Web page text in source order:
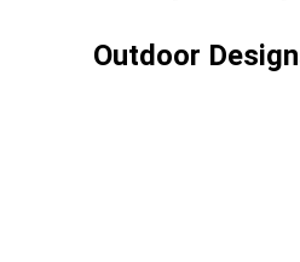
Outdoor